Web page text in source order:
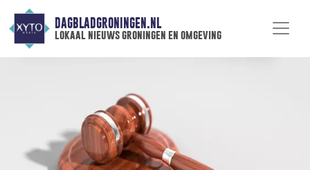
DAGBLADGRONINGEN.NL
lokaal nieuws groningen en omgeving